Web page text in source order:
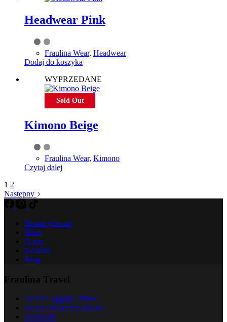
Headwear Pink
Fraulina Wear, Headwear
Dodaj do koszyka
WYPRZEDANE
Sold Out
Kimono Beige
Fraulina Wear, Kimono
Czytaj dalej
1 2
Następny
Strona główna
Shop
O nas
Kontakt
Blog
Fraulina Travel
Secret Luggage Pillow
Secret Pocket Eye-Mask
Scrunchie